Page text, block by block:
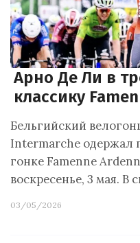
Арно Де Ли в
классику
Бельгийский
Intermarche одержал
гонке Famenne
воскресенье, 3 мая. В
03/05/2026